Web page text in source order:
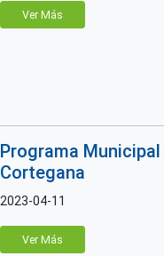
Ver Más
Programa
Cortegana
2023-04-11
Ver Más